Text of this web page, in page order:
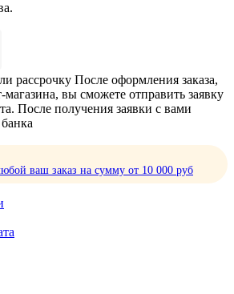
рассрочку После оформления заказа,
магазина, вы сможете отправить заявку
После получения заявки с вами
ваш заказ на сумму от 10 000 руб